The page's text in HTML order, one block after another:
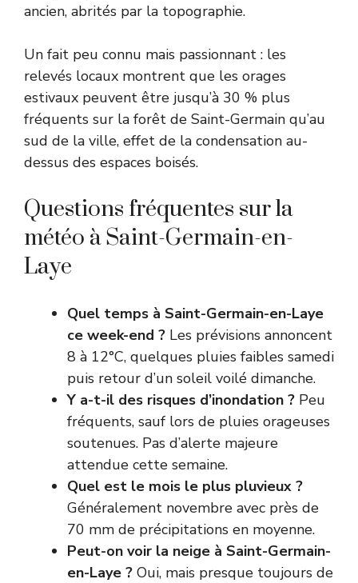
ancien, abrités par la topographie.
Un fait peu connu mais passionnant : les
relevés locaux montrent que les orages
estivaux peuvent être jusqu’à 30 % plus
fréquents sur la forêt de Saint-Germain qu’au
sud de la ville, effet de la condensation au-
dessus des espaces boisés.
Questions fréquentes sur la
météo à Saint-Germain-en-
Laye
Quel temps à Saint-Germain-en-Laye
ce week-end ? Les prévisions annoncent
8 à 12°C, quelques pluies faibles samedi
puis retour d’un soleil voilé dimanche.
Y a-t-il des risques d’inondation ? Peu
fréquents, sauf lors de pluies orageuses
soutenues. Pas d’alerte majeure
attendue cette semaine.
Quel est le mois le plus pluvieux ?
Généralement novembre avec près de
70 mm de précipitations en moyenne.
Peut-on voir la neige à Saint-Germain-
en-Laye ? Oui, mais presque toujours de